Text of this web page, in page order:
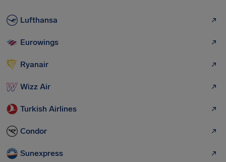
Lufthansa
Eurowings
Ryanair
Wizz Air
Turkish Airlines
Condor
Sunexpress